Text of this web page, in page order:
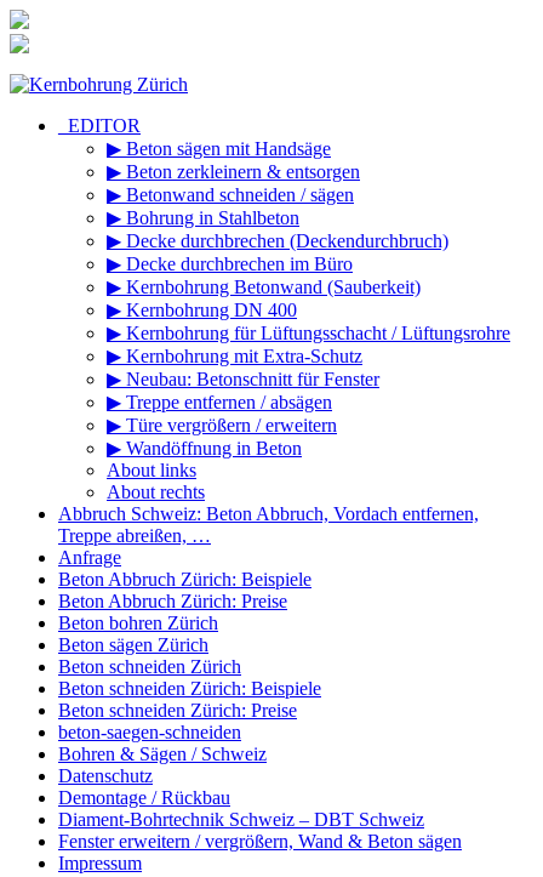
Inhalt
_EDITOR
▶ Beton sägen mit Handsäge
▶ Beton zerkleinern & entsorgen
▶ Betonwand schneiden / sägen
▶ Bohrung in Stahlbeton
▶ Decke durchbrechen (Deckendurchbruch)
▶ Decke durchbrechen im Büro
▶ Kernbohrung Betonwand (Sauberkeit)
▶ Kernbohrung DN 400
▶ Kernbohrung für Lüftungsschacht / Lüftungsrohre
▶ Kernbohrung mit Extra-Schutz
▶ Neubau: Betonschnitt für Fenster
▶ Treppe entfernen / absägen
▶ Türe vergrößern / erweitern
▶ Wandöffnung in Beton
About links
About rechts
Abbruch Schweiz: Beton Abbruch, Vordach entfernen,
Treppe abreißen, …
Anfrage
Beton Abbruch Zürich: Beispiele
Beton Abbruch Zürich: Preise
Beton bohren Zürich
Beton sägen Zürich
Beton schneiden Zürich
Beton schneiden Zürich: Beispiele
Beton schneiden Zürich: Preise
beton-saegen-schneiden
Bohren & Sägen / Schweiz
Datenschutz
Demontage / Rückbau
Diament-Bohrtechnik Schweiz – DBT Schweiz
Fenster erweitern / vergrößern, Wand & Beton sägen
Impressum